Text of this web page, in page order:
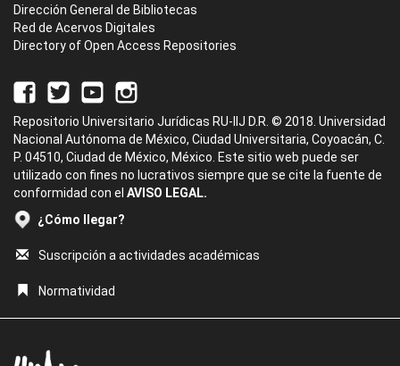
Dirección General de Bibliotecas
Red de Acervos Digitales
Directory of Open Access Repositories
Repositorio Universitario Jurídicas RU-IIJ D.R. © 2018. Universidad
Nacional Autónoma de México, Ciudad Universitaria, Coyoacán, C.
P. 04510, Ciudad de México, México. Este sitio web puede ser
utilizado con fines no lucrativos siempre que se cite la fuente de
conformidad con el AVISO LEGAL.
¿Cómo llegar?
Suscripción a actividades académicas
Normatividad